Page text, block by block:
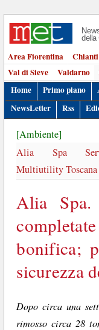
della
Area Fiorentina Chianti
Val di Sieve
Valdarno
Home
Primo piano
NewsLetter
Rss
[Ambiente]
Alia Spa
Multiutility Toscana
Alia Spa.
bonifica;
sicurezza
Dopo circa una
rimosso circa 28